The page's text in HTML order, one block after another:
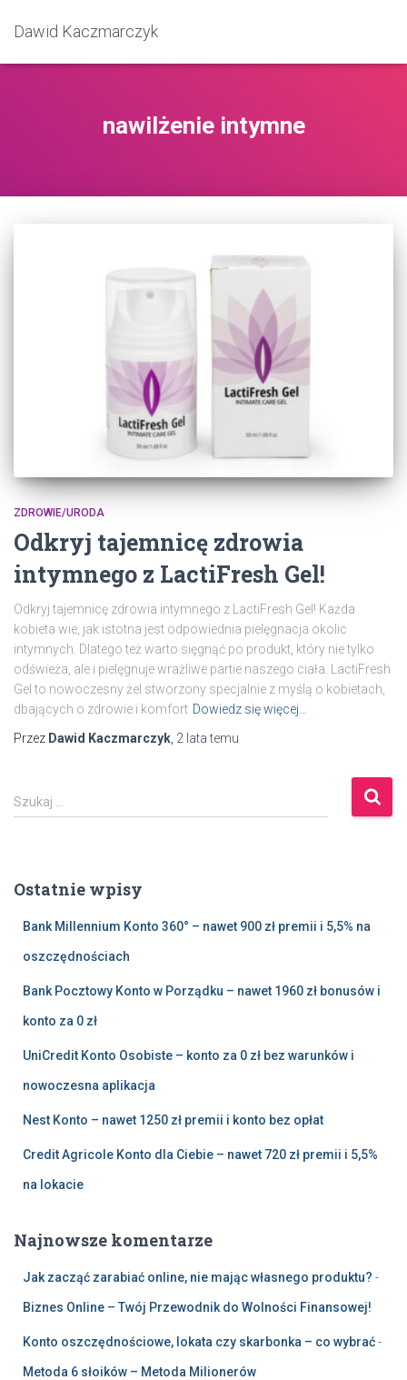
Dawid Kaczmarczyk
nawilżenie intymne
ZDROWIE/URODA
Odkryj tajemnicę zdrowia
intymnego z LactiFresh Gel!
Odkryj tajemnicę zdrowia intymnego z LactiFresh Gel! Każda
kobieta wie, jak istotna jest odpowiednia pielęgnacja okolic
intymnych. Dlatego też warto sięgnąć po produkt, który nie tylko
odświeża, ale i pielęgnuje wrażliwe partie naszego ciała. LactiFresh
Gel to nowoczesny żel stworzony specjalnie z myślą o kobietach,
dbających o zdrowie i komfort Dowiedz się więcej…
Przez Dawid Kaczmarczyk 2 latatemu
S
z
j
Szukaj …
Ostatnie wpisy
Bank Millennium Konto 360° – nawet 900 zł premii i 5,5% na
oszczędnościach
Bank Pocztowy Konto w Porządku – nawet 1960 zł bonusów i
konto za 0 zł
UniCredit Konto Osobiste – konto za 0 zł bez warunków i
nowoczesna aplikacja
Nest Konto – nawet 1250 zł premii i konto bez opłat
Credit Agricole Konto dla Ciebie – nawet 720 zł premii i 5,5%
na lokacie
Najnowsze komentarze
Jak zacząć zarabiać online, nie mając własnego produktu? -
Biznes Online – Twój Przewodnik do Wolności Finansowej!
Konto oszczędnościowe, lokata czy skarbonka – co wybrać-
Metoda 6 słoików – Metoda Milionerów